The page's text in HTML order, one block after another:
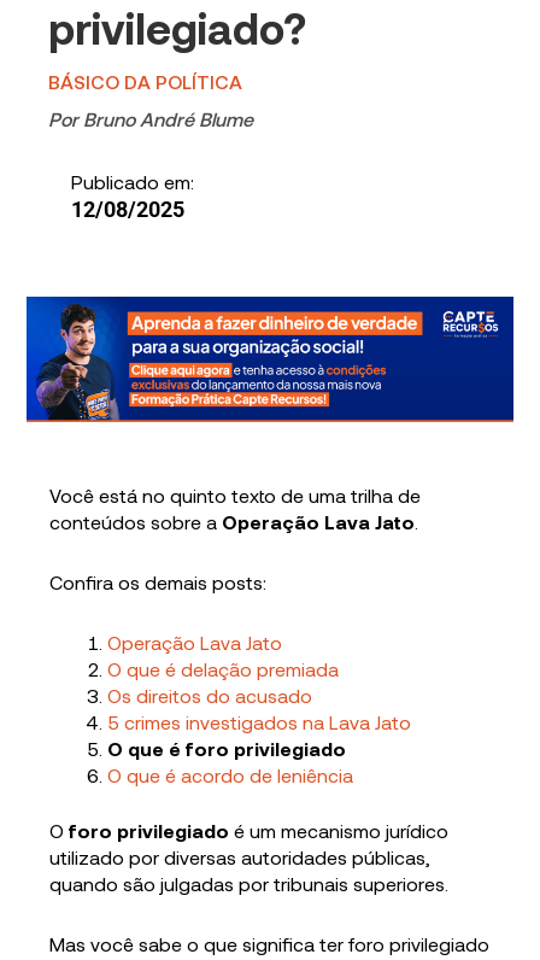
privilegiado?
BÁSICO DA POLÍTICA
Por Bruno André Blume
Publicado em:
12/08/2025
Você está no quinto texto de uma trilha de
conteúdos sobre a Operação Lava Jato
Confira os demais posts:
Operação Lava Jato
O que é delação premiada
Os direitos do acusado
5 crimes investigados na Lava Jato
O que é foro privilegiado
O que é acordo de leniência
Oforo privilegiado é um mecanismo jurídico
utilizado por diversas autoridades públicas,
quando são julgadas por tribunais superiores.
Mas você sabe o que significa ter foro privilegiado